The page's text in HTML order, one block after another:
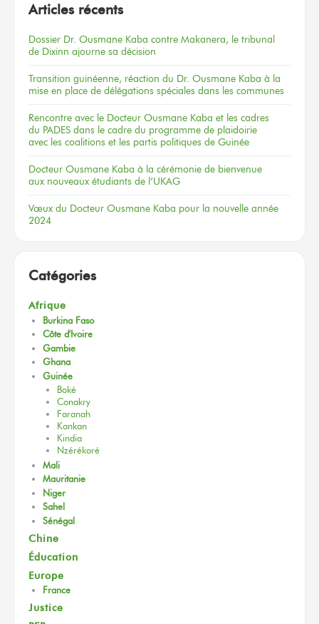
Articles récents
Dossier Dr. Ousmane Kaba contre Makanera, le tribunal
de Dixinn ajourne sa décision
Transition guinéenne, réaction du Dr. Ousmane Kaba à la
mise en place de délégations spéciales dans les communes
Rencontre avec le Docteur Ousmane Kaba et les cadres
du PADES dans le cadre du programme de plaidoirie
avec les coalitions et les partis politiques de Guinée
Docteur Ousmane Kaba à la cérémonie de bienvenue
aux nouveaux étudiants de l’UKAG
Vœux du Docteur Ousmane Kaba pour la nouvelle année
2024
Catégories
Afrique
Burkina Faso
Côte d'Ivoire
Gambie
Ghana
Guinée
Boké
Conakry
Faranah
Kankan
Kindia
Nzérékoré
Mali
Mauritanie
Niger
Sahel
Sénégal
Chine
Éducation
Europe
France
Justice